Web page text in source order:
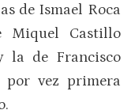
de Ismael Roca
Miquel Castillo
la de Francisco
por vez primera